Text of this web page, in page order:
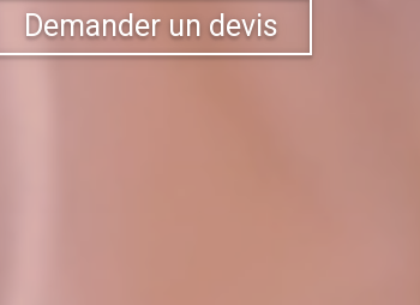
Demander un devis